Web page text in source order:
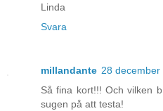
Linda
Svara
millandante 28
Så fina kort!!! Och vilken
sugen på att testa!